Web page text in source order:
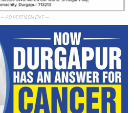
— ADVERTISEMENT —